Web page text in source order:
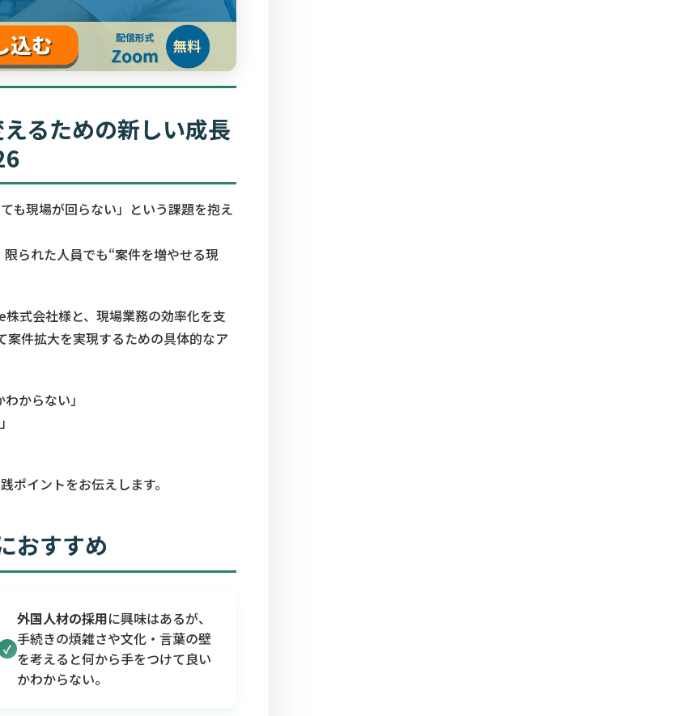
るための新しい成長
も現場が回らない」という課題を抱え
られた人員でも“案件を増やせる現
式会社様と、現場業務の効率化を支
件拡大を実現するための具体的なア
からない」
ポイントをお伝えします。
おすすめ
外国人材の採用に興味はあるが、
手続きの煩雑さや文化・ 言葉の壁
を考えると何から手をつけて良い
かわからない。